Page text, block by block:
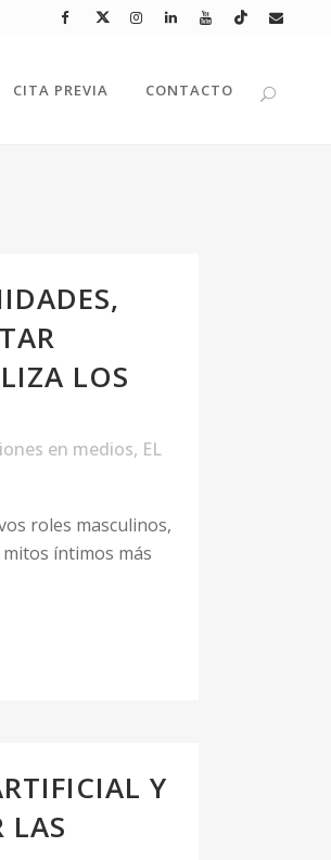
CITA PREVIA CONTACTO
LOS
en medios, EL
roles masculinos,
íntimos más
Y
LAS